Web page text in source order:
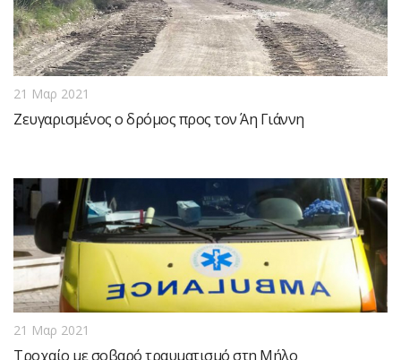
21 Μαρ 2021
Ζευγαρισμένος ο δρόμος προς τον Άη Γιάννη
21 Μαρ 2021
Τροχαίο με σοβαρό τραυματισμό στη Μήλο